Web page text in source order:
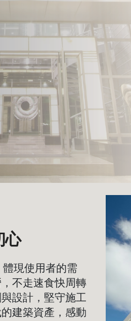
main content
心
現使用者的需
不走速食快周轉
設計，堅守施工
建築資產，感動